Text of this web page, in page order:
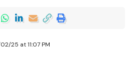
25 at 11:07 PM